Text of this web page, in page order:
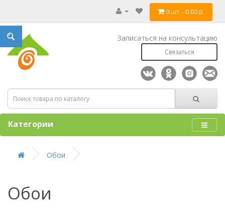
0 шт. - 0.00 р.
Записаться на консультацию
Связаться
Категории
Обои
Обои